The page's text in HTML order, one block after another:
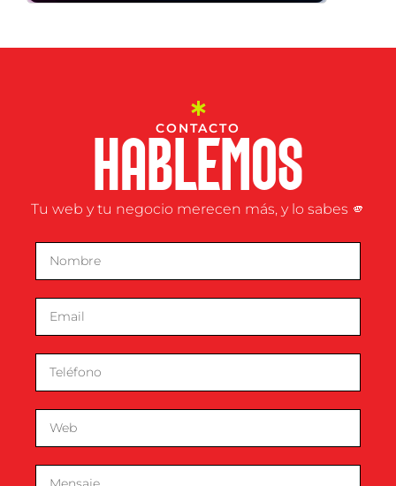
CONTACTO
HABLEMOS
Tu web y tu negocio merecen más, y lo sabes 🫵